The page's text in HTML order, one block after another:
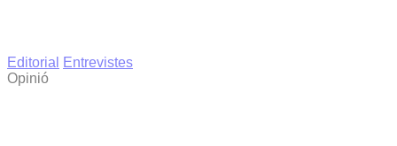
Editorial
Entrevistes
Opinió